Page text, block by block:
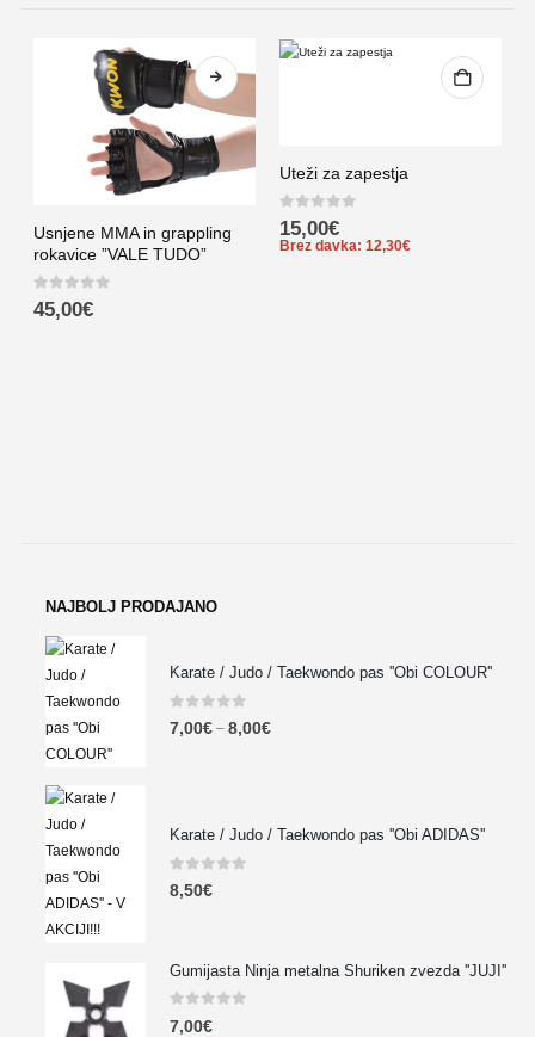
Usnjene MMA in grappling
rokavice ”VALE TUDO”
0out of 5
45,00€
Uteži za zapestja
0 out of 5
15,00€
Brez davka: 12,30€
NAJBOLJ PRODAJANO
Karate / Judo / Taekwondo pas ''Obi COLOUR''
0out of 5
7,00€ – 8,00€
Karate / Judo / Taekwondo pas ''Obi ADIDAS''
0 out of 5
8,50€
Gumijasta Ninja metalna Shuriken zvezda ''JUJI''
0out of 5
7,00€